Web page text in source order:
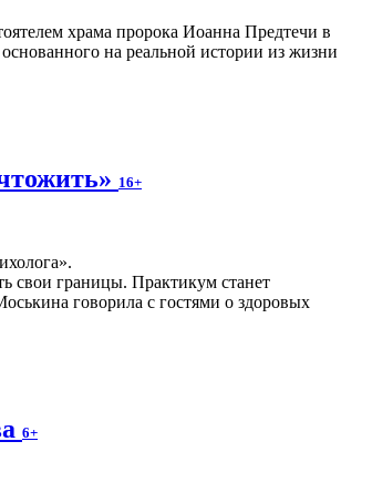
храма пророка Иоанна Предтечи в
на реальной истории из жизни
16+
свои границы. Практикум станет
говорила с гостями о здоровых
6+